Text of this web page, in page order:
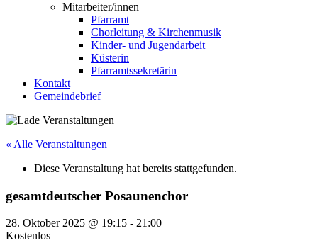
Mitarbeiter/innen
Pfarramt
Chorleitung & Kirchenmusik
Kinder- und Jugendarbeit
Küsterin
Pfarramtssekretärin
Kontakt
Gemeindebrief
« Alle Veranstaltungen
Diese Veranstaltung hat bereits stattgefunden.
gesamtdeutscher Posaunenchor
28. Oktober 2025 @ 19:15 - 21:00
Kostenlos